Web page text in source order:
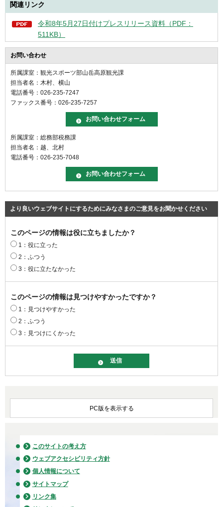
関連リンク
令和8年5月27日付けプレスリリース資料（PDF：
511KB）
お問い合わせ
所属課室：観光スポーツ部山岳高原観光課
担当者名：木村、横山
電話番号：026-235-7247
ファックス番号：026-235-7257
所属課室：総務部税務課
担当者名：越、北村
電話番号：026-235-7048
より良いウェブサイトにするためにみなさまのご意見をお聞かせください
このページの情報は役に立ちましたか？
1：役に立った
2：ふつう
3：役に立たなかった
このページの情報は見つけやすかったですか？
1：見つけやすかった
2：ふつう
3：見つけにくかった
PC版を表示する
このサイトの考え方
ウェブアクセシビリティ方針
個人情報について
サイトマップ
リンク集